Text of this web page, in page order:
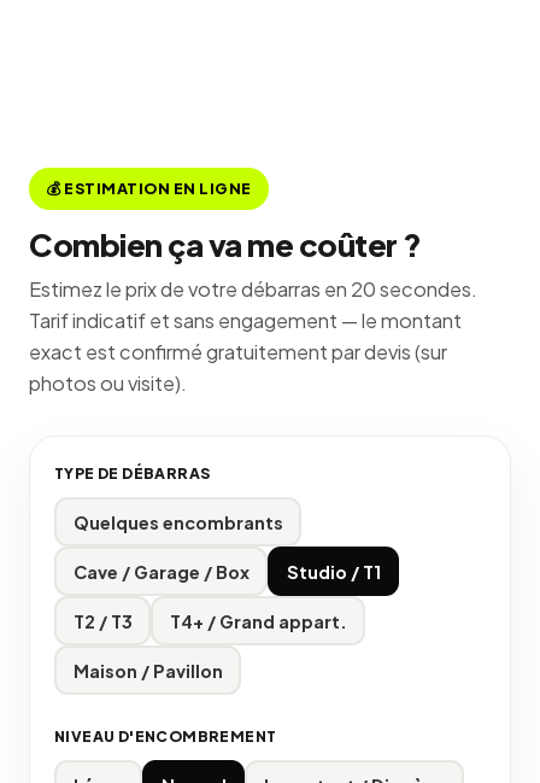
💰 ESTIMATION EN LIGNE
Combien ça va me coûter ?
Estimez le prix de votre débarras en 20 secondes.
Tarif indicatif et sans engagement — le montant
exact est confirmé gratuitement par devis (sur
photos ou visite).
TYPE DE DÉBARRAS
Quelques encombrants
Cave / Garage / Box Studio / T1
T2 / T3 T4+ / Grand appart.
Maison / Pavillon
NIVEAU D'ENCOMBREMENT